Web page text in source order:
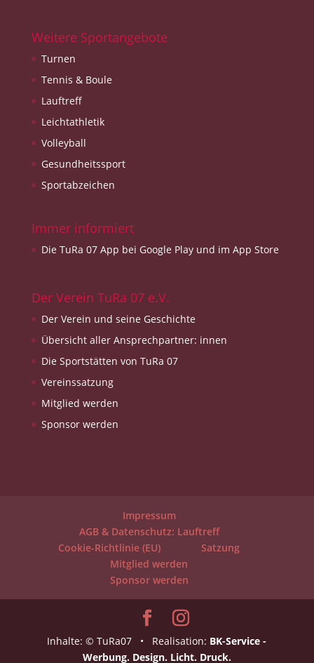
Weitere Sportangebote
Turnen
Tennis & Boule
Lauftreff
Leichtathletik
Volleyball
Gesundheitssport
Sportabzeichen
Immer informiert
Die TuRa 07 App bei Google Play und im App Store
Der Verein TuRa 07 e.V.
Der Verein und seine Geschichte
Übersicht aller Ansprechpartner: innen
Die Sportstätten von TuRa 07
Vereinssatzung
Mitglied werden
Sponsor werden
Impressum
AGB & Datenschutz: Lauftreff
Cookie-Richtlinie (EU)
Satzung
Mitglied werden
Sponsor werden
Inhalte: © TuRa07 • Realisation: BK-Service -
Werbung. Design. Licht. Druck.